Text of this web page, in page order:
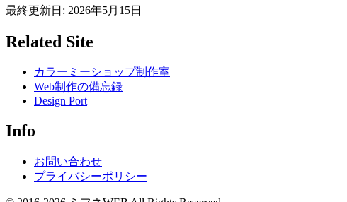
最終更新日: 2026年5月15日
Related Site
カラーミーショップ制作室
Web制作の備忘録
Design Port
Info
お問い合わせ
プライバシーポリシー